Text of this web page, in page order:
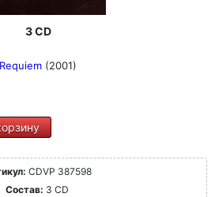
3 CD
(2001)
CDVP 387598
Состав: 3 CD